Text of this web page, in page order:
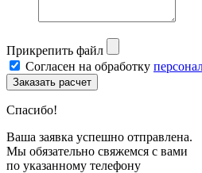
Прикрепить файл
Согласен на обработку
Спасибо!
Ваша заявка успешно отправлена.
Мы обязательно свяжемся с вами
по указанному телефону